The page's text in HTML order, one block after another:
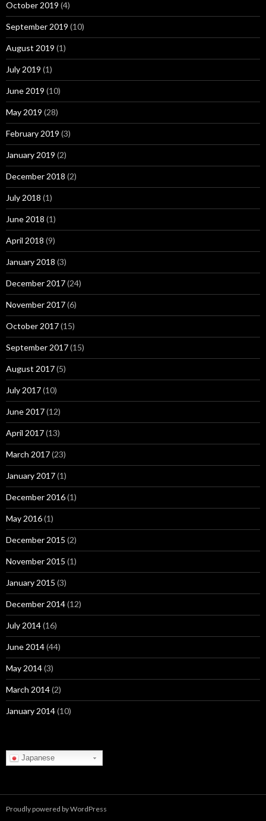
October 2019 (4)
September 2019 (10)
August 2019 (1)
July 2019 (1)
June 2019 (10)
May 2019 (28)
February 2019 (3)
January 2019 (2)
December 2018 (2)
July 2018 (1)
June 2018 (1)
April 2018 (9)
January 2018 (3)
December 2017(24)
November 2017(6)
October 2017(15)
September 2017(15)
August 2017(5)
July 2017(10)
June 2017(12)
April 2017(13)
March 2017(23)
January 2017(1)
December 2016(1)
May 2016(1)
December 2015 (2)
November 2015 (1)
January 2015 (3)
December 2014(12)
July 2014(16)
June 2014(44)
May 2014(3)
March 2014(2)
January 2014(10)
Japanese
Proudly powered by WordPress